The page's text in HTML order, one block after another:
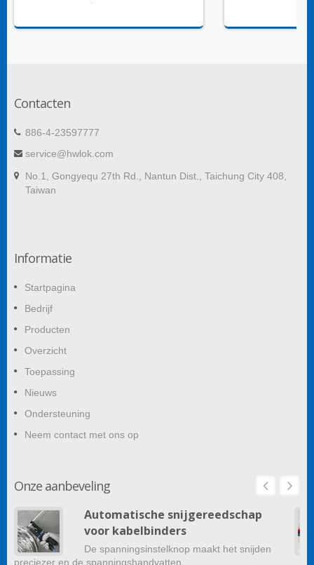
Contacten
886-4-23597777
service@hwlok.com
No.1, Gongyequ 27th Rd., Nantun Dist., Taichung City 408,
Taiwan
Informatie
Startpagina
Bedrijf
Producten
Overzicht
Toepassing
Nieuws
Ondersteuning
Neem contact met ons op
Onze aanbeveling
Automatische snijgereedschap
voor kabelbinders
De spanningsinstelknop maakt het snijden
preciezer en de spanningshandvatten ...